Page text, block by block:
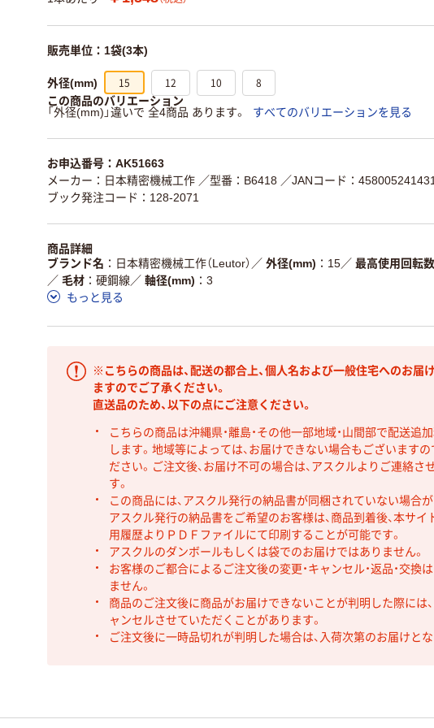
販売単位：1袋(3本)
外径(mm) 15 12 10 8
この商品のバリエーション
「外径(mm)」違いで 全4商品 あります。
すべてのバリエーションを見る
お申込番号：AK51663
メーカー：日本精密機械工作 ／型番：B6418 ／JANコード：
ブック発注コード：128-2071
商品詳細
ブランド名
日本精密機械工作（Leutor） ／ 外径(mm) 15／ 最高使用回転
／ 毛材 硬鋼線 ／ 軸径(mm)
3
もっと見る
※こちらの商品は、配送の都合上、個人名および一般住宅へのお届
ますのでご了承ください。
直送品のため、以下の点にご注意ください。
こちらの商品は沖縄県・離島・その他一部地域・山間部で配送追
します。地域等によっては、お届けできない場合もございますの
ださい。ご注文後、お届け不可の場合は、アスクルよりご連絡さ
す。
この商品には、アスクル発行の納品書が同梱されていない場合が
アスクル発行の納品書をご希望のお客様は、商品到着後、本サイ
用履歴よりＰＤＦファイルにて印刷することが可能です。
アスクルのダンボールもしくは袋でのお届けではありません。
お客様のご都合によるご注文後の変更・キャンセル・返品・交換
ません。
商品のご注文後に商品がお届けできないことが判明した際には
ャンセルさせていただくことがあります。
ご注文後に一時品切れが判明した場合は、入荷次第のお届けとな